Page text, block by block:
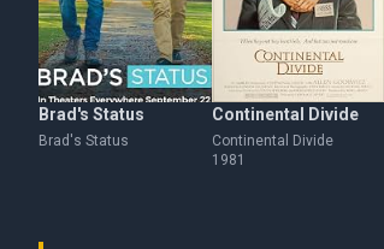
Brad's Status
Brad's Status
Continental Divide
Continental Divide
1981